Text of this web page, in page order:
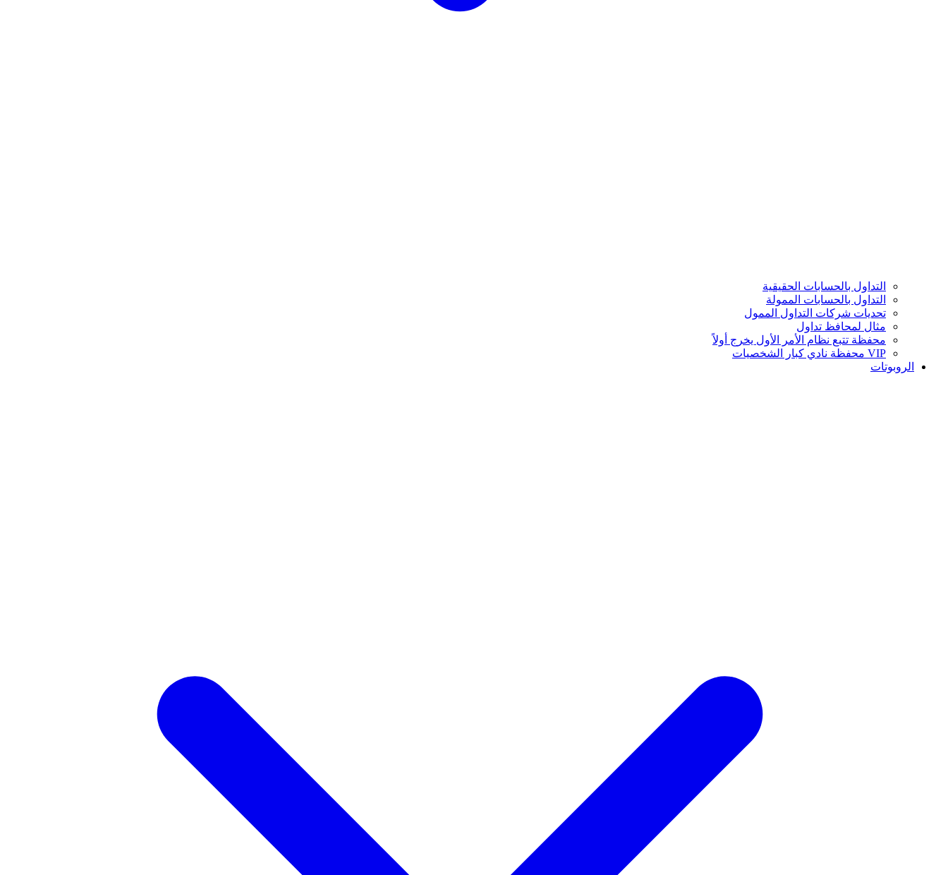
التداول بالحسابات الحقيقية
التداول بالحسابات الممولة
تحديات شركات التداول الممول
مثال لمحافظ تداول
محفظة تتبع نظام الأمر الأول يخرج أولاً
VIP محفظة نادي كبار الشخصيات
الروبوتات